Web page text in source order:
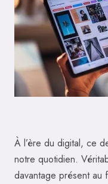
À l’ère du digital, ce
notre quotidien.
davantage présent au